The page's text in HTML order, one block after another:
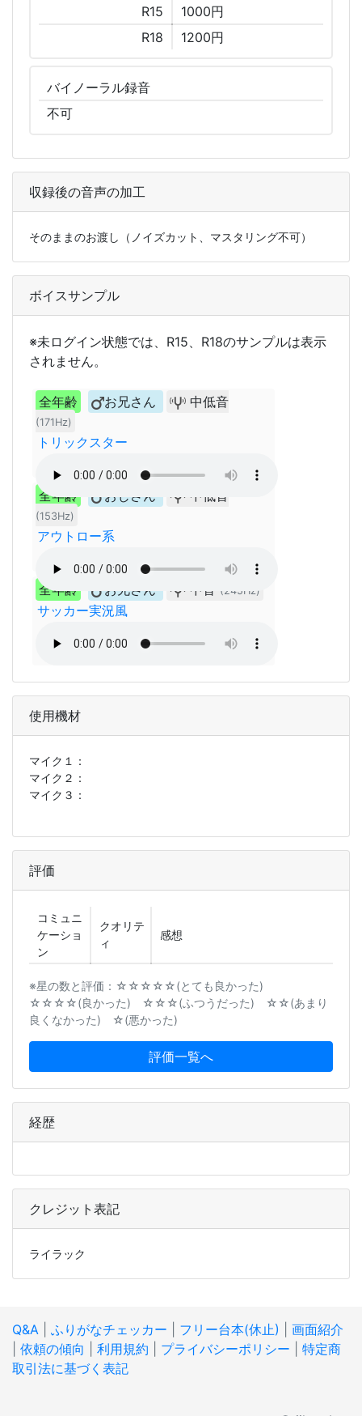
R15
1000円
R18
1200円
バイノーラル録音
不可
収録後の音声の加工
そのままのお渡し（ノイズカット、マスタリング不可）
ボイスサンプル
※未ログイン状態では、R15、R18のサンプルは表示
されません。
全年齢 お兄さん 中低音
(171Hz)
トリックスター
全年齢 おじさん 中低音
(153Hz)
アウトロー系
全年齢 お兄さん 中音 (245Hz)
サッカー実況風
使用機材
マイク１：
マイク２：
マイク３：
評価
コミュニ
ケーショ
ン
クオリテ
ィ
感想
※星の数と評価：☆☆☆☆☆(とても良かった)
☆☆☆☆(良かった) ☆☆☆(ふつうだった) ☆☆(あまり
良くなかった) ☆(悪かった)
評価一覧へ
経歴
クレジット表記
ライラック
Q&A ふりがなチェッカー フリー台本(休止)
画面紹介
依頼の傾向 利用規約 プライバシーポリシー
特定商
取引法に基づく表記